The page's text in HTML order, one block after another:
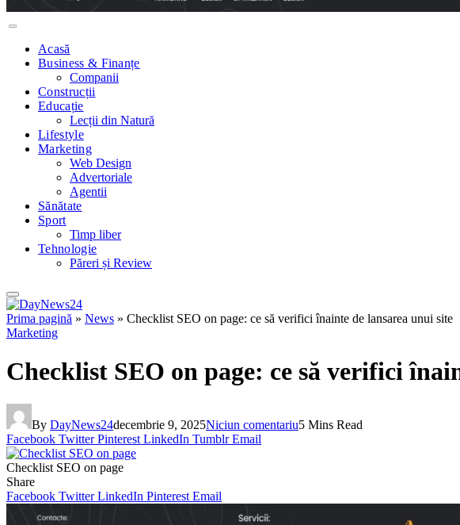
Acasă
Business & Finanțe
Companii
Construcții
Educație
Lecții din Natură
Lifestyle
Marketing
Web Design
Advertoriale
Agentii
Sănătate
Sport
Timp liber
Tehnologie
Păreri și Review
Prima pagină » News » Checklist SEO on page: ce să verifici înainte de lansarea unui site
Marketing
Checklist SEO on page: ce să verifici
By DayNews24decembrie 9, 2025Niciun comentariu5 Mins Read
Facebook Twitter Pinterest LinkedIn Tumblr Email
Checklist SEO on page
Share
Facebook Twitter LinkedIn Pinterest Email